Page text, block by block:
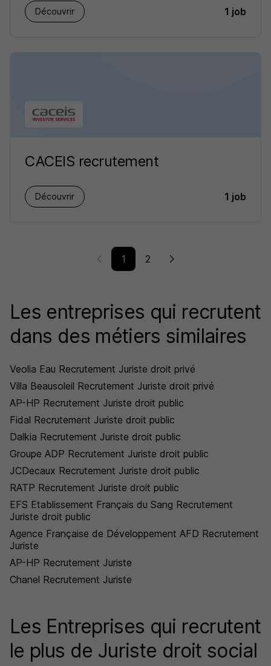
Découvrir 1 job
CACEIS recrutement
Découvrir 1 job
1 2
Les entreprises qui recrutent
dans des métiers similaires
Veolia Eau Recrutement Juriste droit privé
Villa Beausoleil Recrutement Juriste droit privé
AP-HP Recrutement Juriste droit public
Fidal Recrutement Juriste droit public
Dalkia Recrutement Juriste droit public
Groupe ADP Recrutement Juriste droit public
JCDecaux Recrutement Juriste droit public
RATP Recrutement Juriste droit public
EFS Etablissement Français du Sang Recrutement
Juriste droit public
Agence Française de Développement AFD Recrutement
Juriste
AP-HP Recrutement Juriste
Chanel Recrutement Juriste
Les Entreprises qui recrutent
le plus de Juriste droit social